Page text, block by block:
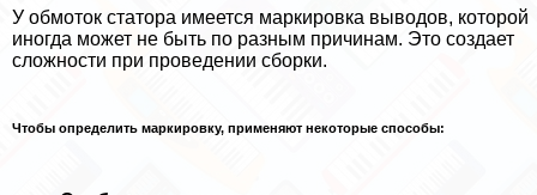
У обмоток статора имеется маркировка выводов, которой
иногда может не быть по разным причинам. Это создает
сложности при проведении сборки.
Чтобы определить маркировку, применяют некоторые способы: